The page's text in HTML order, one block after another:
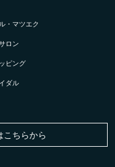
・マツエク
ロン
ピング
ダル
こちらから